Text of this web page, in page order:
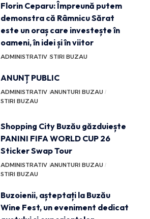
Florin Ceparu: Împreună putem
demonstra că Râmnicu Sărat
este un oraș care investește în
oameni, în idei și în viitor
ADMINISTRATIV STIRI BUZAU
ANUNȚ PUBLIC
ADMINISTRATIV ANUNTURI BUZAU
STIRI BUZAU
Shopping City Buzău găzduiește
PANINI FIFA WORLD CUP 26
Sticker Swap Tour
ADMINISTRATIV ANUNTURI BUZAU
STIRI BUZAU
Buzoienii, așteptați la Buzău
Wine Fest, un eveniment dedicat